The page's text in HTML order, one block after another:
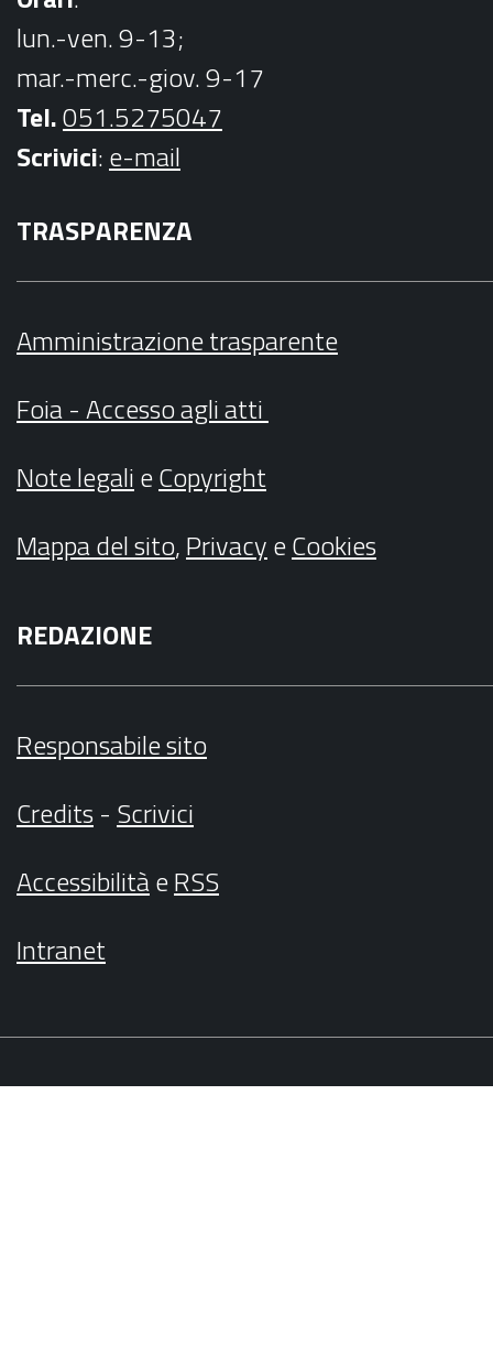
lun.-ven. 9-13;
mar.-merc.-giov. 9-17
Tel.051.5275047
Scrivici:e-mail
TRASPARENZA
Amministrazione trasparente
Foia - Accesso agli atti
Note legalieCopyright
Mappa del sito,PrivacyeCookies
REDAZIONE
Responsabile sito
Credits- Scrivici
AccessibilitàeRSS
Intranet